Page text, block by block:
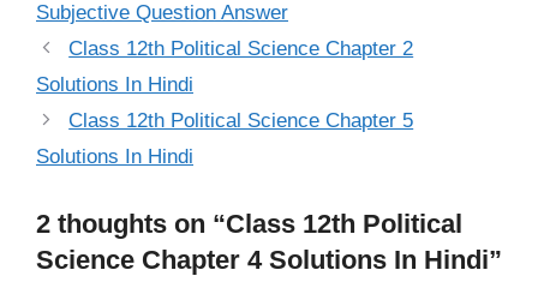
Subjective Question Answer
Class 12th Political Science Chapter 2
Solutions In Hindi
Class 12th Political Science Chapter 5
Solutions In Hindi
2 thoughts on “Class 12th Political
Science Chapter 4 Solutions In Hindi”